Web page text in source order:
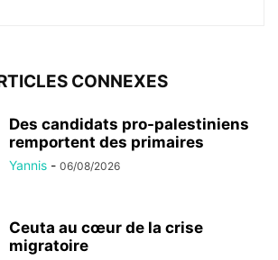
CONNEXES
Des candidats pro-palestiniens
remportent des primaires
Yannis - 06/08/2026
Ceuta au cœur de la crise
migratoire